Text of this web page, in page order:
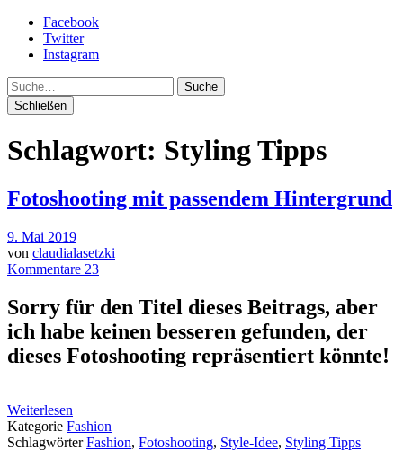
Facebook
Twitter
Instagram
Suche
Schließen
Schlagwort: Styling Tipps
Fotoshooting mit passendem Hintergrund
9. Mai 2019
von claudialasetzki
Kommentare 23
Sorry für den Titel dieses Beitrags, aber
ich habe keinen besseren gefunden, der
dieses Fotoshooting repräsentiert könnte!
Weiterlesen
Kategorie Fashion
SchlagwörterFashion, Fotoshooting, Style-Idee, Styling Tipps